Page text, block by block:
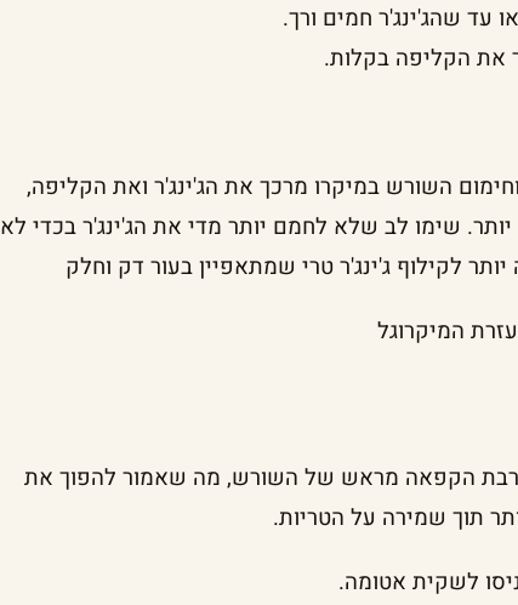
השורש במיקרו מרכך את הג'ינג'ר ואת הקליפה,
שימו לב שלא לחמם יותר מדי את הג'ינג'ר בכדי לא
לקילוף ג'ינג'ר טרי שמתאפיין בעור דק וחלק
המיקרוגל
הקפאה מראש של השורש, מה שאמור להפוך את
תוך שמירה על הטריות.